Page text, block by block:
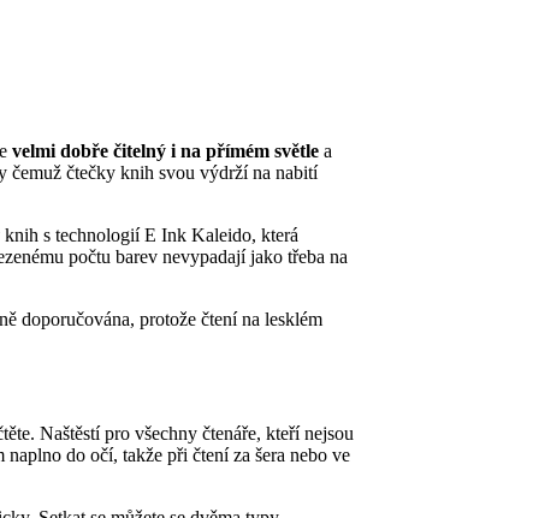
velmi dobře čitelný i na přímém světlea
čemuž čtečky knih svou výdrží na nabití
s technologií E Ink Kaleido, která
počtu barev nevypadají jako třeba na
doporučována, protože čtení na lesklém
Naštěstí pro všechny čtenáře, kteří nejsou
do očí, takže při čtení za šera nebo ve